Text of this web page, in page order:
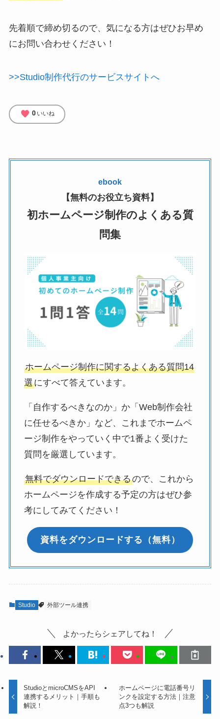
先着順で締め切るので、気になる方はぜひお早め
にお問い合わせください！
>>Studio制作代行のサービスサイトへ
favorite 0 いいね
ebook
【無料のお役立ち資料】
初ホームページ制作のよくある質
問集
ホームページ制作に関するよくある質問14
選にすべて答えています。
「自作するべきなのか」か「Web制作会社
に任せるべきか」など、これまでホームペ
ージ制作をやっていく中で1番よく受けた
質問を厳選しています。
無料でダウンロードできるので、これから
ホームページを作成する予定の方はぜひ参
考にしてみてください！
資料をダウンロードする（無料）
Studio 外部ツール連携
よかったらシェアしてね！
StudioとmicroCMSをAPI
連携するメリット｜手順も
解説！
ホームページに電話番号リ
ンクを設定する方法｜注意
点3つも解説